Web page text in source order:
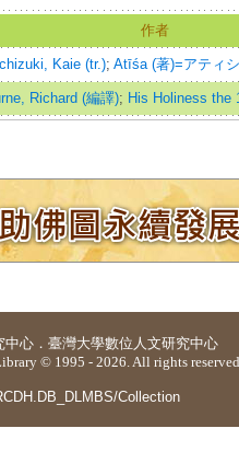
作者
Kaie (tr.); Atīśa (著)=アティ
Richard (編譯); His Holiness the
中心 ． 臺灣大學數位人文研究中心
© 1995 - 2026. All rights reserved
Collection